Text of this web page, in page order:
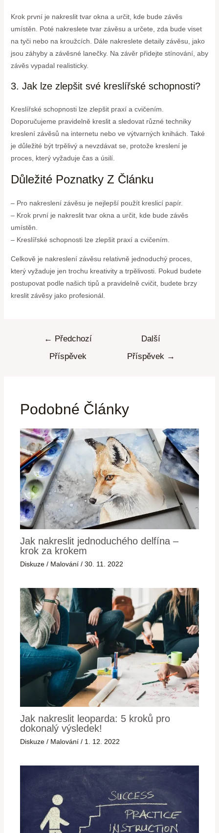
Krok první je nakreslit tvar okna a určit, kde bude závěs
umístěn. Poté nakreslete tvar závěsu a určete, zda bude viset
na tyči nebo na kroužcích. Dále nakreslete detaily závěsu, jako
jsou záhyby a závěsné lanečky. Na závěr přidejte stínování, aby
závěs vypadal realisticky.
3. Jak lze zlepšit své kreslířské schopnosti?
Kreslířské schopnosti lze zlepšit praxí a cvičením.
Doporučujeme pravidelně kreslit a sledovat různé techniky
kreslení závěsů na internetu nebo ve výtvarných knihách. Také
je důležité být trpělivý a nevzdávat se, protože kreslení je
proces, který vyžaduje čas a úsilí.
Důležité Poznatky Z Článku
– Pro nakreslení závěsu je nejlepší použít kreslicí papír.
– Krok první je nakreslit tvar okna a určit, kde bude závěs
umístěn.
– Kreslířské schopnosti lze zlepšit praxí a cvičením.
Celkově je nakreslení závěsu relativně jednoduchý proces,
který vyžaduje jen trochu kreativity a trpělivosti. Pokud budete
postupovat podle našich tipů a pravidelně cvičit, budete brzy
kreslit závěsy jako profesionál.
← Předchozí
Příspěvek
Další
Příspěvek →
Podobné Články
Jak nakreslit jednoduchého delfína –
krok za krokem
Diskuze / Malování /30. 11. 2022
Jak nakreslit leoparda: 5 kroků pro
dokonalý výsledek!
Diskuze / Malování / 1. 12. 2022